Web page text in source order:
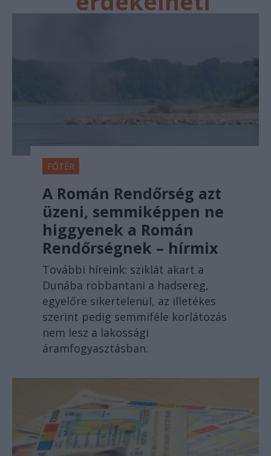
FŐTÉR
A Román Rendőrség azt
üzeni, semmiképpen ne
higgyenek a Román
Rendőrségnek – hírmix
További híreink: sziklát akart a
Dunába robbantani a hadsereg,
egyelőre sikertelenül, az illetékes
szerint pedig semmiféle korlátozás
nem lesz a lakossági
áramfogyasztásban.